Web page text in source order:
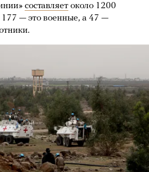
составляет около 1200
— это военные, а 47 —